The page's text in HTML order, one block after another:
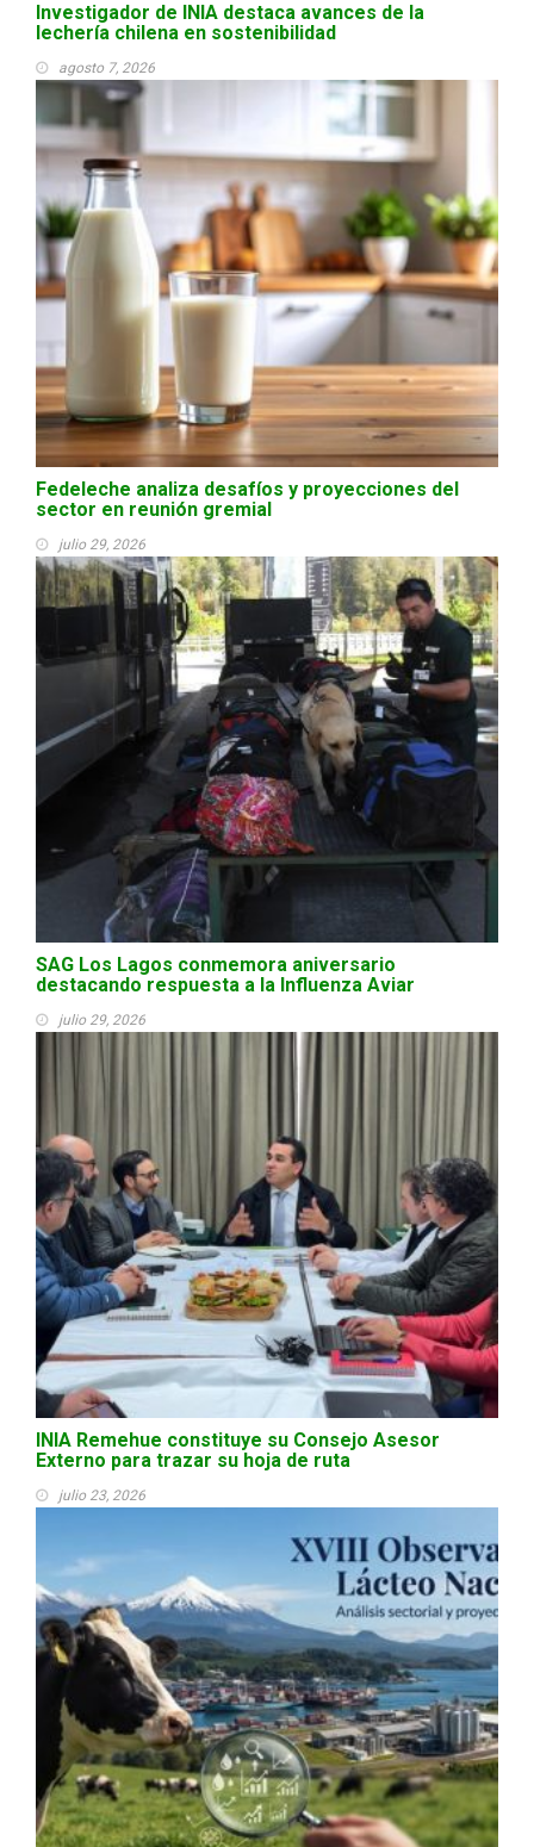
Investigador de INIA destaca avances de la
lechería chilena en sostenibilidad
agosto 7, 2026
Fedeleche analiza desafíos y proyecciones del
sector en reunión gremial
julio 29, 2026
SAG Los Lagos conmemora aniversario
destacando respuesta a la Influenza Aviar
julio 29, 2026
INIA Remehue constituye su Consejo Asesor
Externo para trazar su hoja de ruta
julio 23, 2026